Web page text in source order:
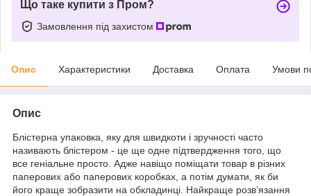
Що таке купити з Пром?
Замовлення під захистом
Опис Характеристики Доставка Оплата Умови
Опис
Блістерна упаковка, яку для швидкоти і зручності часто
називають блістером - це ще одне підтвердження того, що
все геніальне просто. Адже навіщо поміщати товар в різних
паперових або паперових коробках, а потім думати, як би
його краще зобразити на обкладинці. Найкраще розв’язання